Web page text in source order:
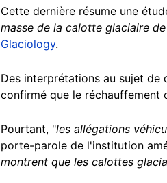
Cette dernière résume une
masse de la calotte glaciaire
Glaciology.
Des interprétations au sujet de
confirmé que le réchauffement
Pourtant, "les allégations
porte-parole de l'institution
montrent que les calottes